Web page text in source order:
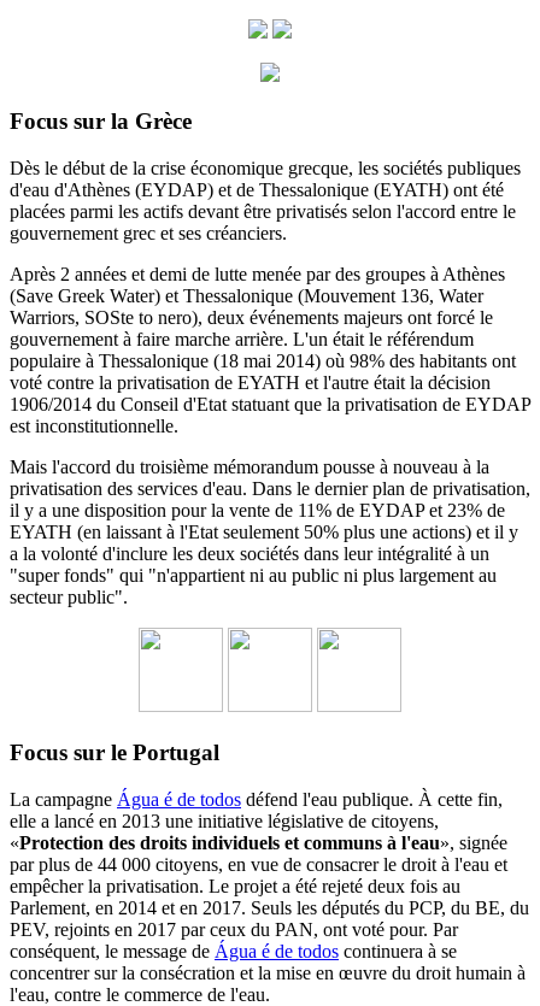
Focus sur la Grèce
Dès le début de la crise économique grecque, les sociétés publiques
d'eau d'Athènes (EYDAP) et de Thessalonique (EYATH) ont été
placées parmi les actifs devant être privatisés selon l'accord entre le
gouvernement grec et ses créanciers.
Après 2 années et demi de lutte menée par des groupes à Athènes
(Save Greek Water) et Thessalonique (Mouvement 136, Water
Warriors, SOSte to nero), deux événements majeurs ont forcé le
gouvernement à faire marche arrière. L'un était le référendum
populaire à Thessalonique (18 mai 2014) où 98% des habitants ont
voté contre la privatisation de EYATH et l'autre était la décision
1906/2014 du Conseil d'Etat statuant que la privatisation de EYDAP
est inconstitutionnelle.
Mais l'accord du troisième mémorandum pousse à nouveau à la
privatisation des services d'eau. Dans le dernier plan de privatisation,
il y a une disposition pour la vente de 11% de EYDAP et 23% de
EYATH (en laissant à l'Etat seulement 50% plus une actions) et il y
a la volonté d'inclure les deux sociétés dans leur intégralité à un
"super fonds" qui "n'appartient ni au public ni plus largement au
secteur public".
Focus sur le Portugal
La campagne Água é de todos défend l'eau publique. À cette fin,
elle a lancé en 2013 une initiative législative de citoyens,
«Protection des droits individuels et communs à l'eau», signée
par plus de 44 000 citoyens, en vue de consacrer le droit à l'eau et
empêcher la privatisation. Le projet a été rejeté deux fois au
Parlement, en 2014 et en 2017. Seuls les députés du PCP, du BE, du
PEV, rejoints en 2017 par ceux du PAN, ont voté pour. Par
conséquent, le message de Água é de todos continuera à se
concentrer sur la consécration et la mise en œuvre du droit humain à
l'eau, contre le commerce de l'eau.